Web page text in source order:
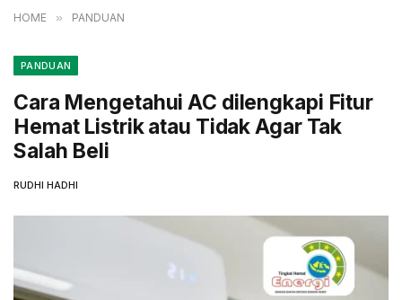
HOME » PANDUAN
PANDUAN
Cara Mengetahui AC dilengkapi Fitur
Hemat Listrik atau Tidak Agar Tak
Salah Beli
RUDHI HADHI